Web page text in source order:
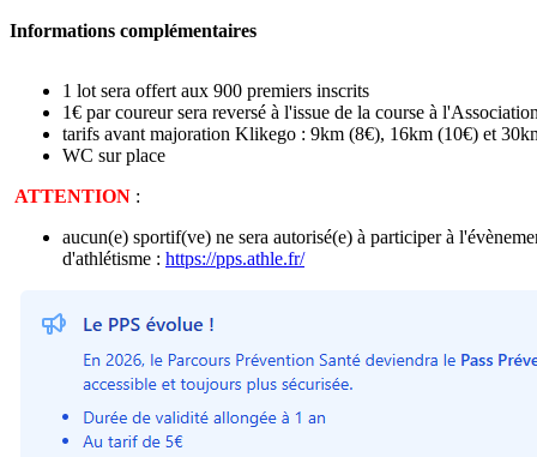
Informations complémentaires
1 lot sera offert aux 900 premiers inscrits
1€ par coureur sera reversé à l'issue de la course à
tarifs avant majoration Klikego : 9km (8€), 16km (10€) et
WC sur place
ATTENTION :
aucun(e) sportif(ve) ne sera autorisé(e) à participer à
d'athlétisme : https://pps.athle.fr/